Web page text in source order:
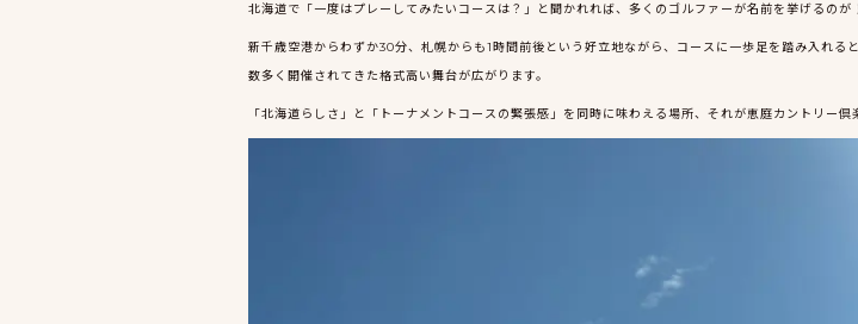
北海道で「一度はプレーしてみたいコースは？」と聞かれれば、多くのゴルファーが名前を挙げるのが
新千歳空港からわずか30分、札幌からも1時間前後という好立地ながら、コースに一歩足を踏み入れ
数多く開催されてきた格式高い舞台が広がります。
「北海道らしさ」と「トーナメントコースの緊張感」を同時に味わえる場所、それが恵庭カントリー倶